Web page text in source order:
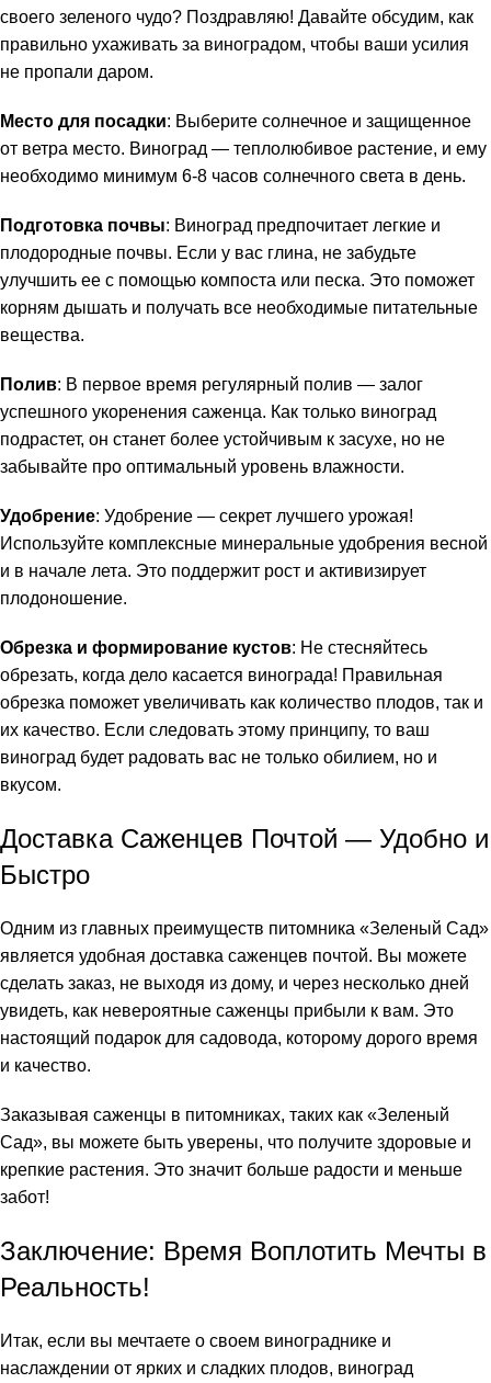
своего зеленого чудо? Поздравляю! Давайте обсудим, как
правильно ухаживать за виноградом, чтобы ваши усилия
не пропали даром.
Место для посадки: Выберите солнечное и защищенное
от ветра место. Виноград — теплолюбивое растение, и ему
необходимо минимум 6-8 часов солнечного света в день.
Подготовка почвы: Виноград предпочитает легкие и
плодородные почвы. Если у вас глина, не забудьте
улучшить ее с помощью компоста или песка. Это поможет
корням дышать и получать все необходимые питательные
вещества.
Полив: В первое время регулярный полив — залог
успешного укоренения саженца. Как только виноград
подрастет, он станет более устойчивым к засухе, но не
забывайте про оптимальный уровень влажности.
Удобрение: Удобрение — секрет лучшего урожая!
Используйте комплексные минеральные удобрения весной
и в начале лета. Это поддержит рост и активизирует
плодоношение.
Обрезка и формирование кустов: Не стесняйтесь
обрезать, когда дело касается винограда! Правильная
обрезка поможет увеличивать как количество плодов, так и
их качество. Если следовать этому принципу, то ваш
виноград будет радовать вас не только обилием, но и
вкусом.
Доставка Саженцев Почтой — Удобно и
Быстро
Одним из главных преимуществ питомника «Зеленый Сад»
является удобная доставка саженцев почтой. Вы можете
сделать заказ, не выходя из дому, и через несколько дней
увидеть, как невероятные саженцы прибыли к вам. Это
настоящий подарок для садовода, которому дорого время
и качество.
Заказывая саженцы в питомниках, таких как «Зеленый
Сад», вы можете быть уверены, что получите здоровые и
крепкие растения. Это значит больше радости и меньше
забот!
Заключение: Время Воплотить Мечты в
Реальность!
Итак, если вы мечтаете о своем винограднике и
наслаждении от ярких и сладких плодов, виноград